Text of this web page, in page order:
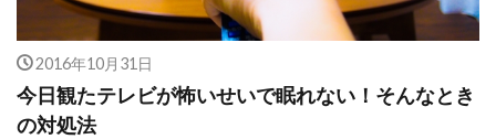
2016年10月31日
今日観たテレビが怖いせいで眠れない！そんなとき
の対処法